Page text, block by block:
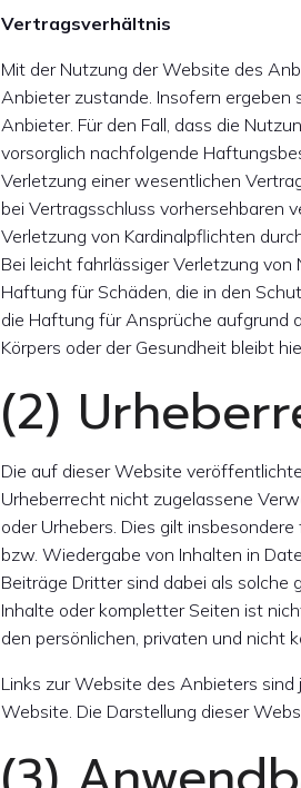
Vertragsverhältnis
Mit der Nutzung der Website des
Anbieter zustande. Insofern ergeben
Anbieter. Für den Fall, dass die
vorsorglich nachfolgende
Verletzung einer wesentlichen
bei Vertragsschluss vorhersehbaren
Verletzung von Kardinalpflichten
Bei leicht fahrlässiger Verletzung
Haftung für Schäden, die in den
die Haftung für Ansprüche aufgrund
Körpers oder der Gesundheit bleibt
(2)
Die auf dieser Website
Urheberrecht nicht zugelassene
oder Urhebers. Dies gilt
bzw. Wiedergabe von Inhalten in
Beiträge Dritter sind dabei als
Inhalte oder kompletter Seiten ist
den persönlichen, privaten und nicht
Links zur Website des Anbieters
Website. Die Darstellung dieser